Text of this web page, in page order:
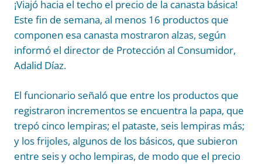
¡Viajó hacia el techo el precio de la canasta básica!
Este fin de semana, al menos 16 productos que
componen esa canasta mostraron alzas, según
informó el director de Protección al Consumidor,
Adalid Díaz.
El funcionario señaló que entre los productos que
registraron incrementos se encuentra la papa, que
trepó cinco lempiras; el pataste, seis lempiras más;
y los frijoles, algunos de los básicos, que subieron
entre seis y ocho lempiras, de modo que el precio